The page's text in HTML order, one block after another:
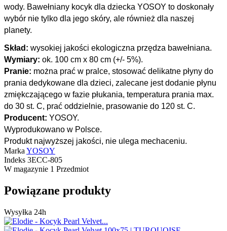
wody. Bawełniany kocyk dla dziecka YOSOY to doskonały
wybór nie tylko dla jego skóry, ale również dla naszej
planety.
Skład: wysokiej jakości ekologiczna przędza bawełniana.
Wymiary: ok. 100 cm x 80 cm (+/- 5%).
Pranie: można prać w pralce, stosować delikatne płyny do
prania dedykowane dla dzieci, zalecane jest dodanie płynu
zmiękczającego w fazie płukania, temperatura prania max.
do 30 st. C, prać oddzielnie, prasowanie do 120 st. C.
Producent: YOSOY.
Wyprodukowano w Polsce.
Produkt najwyższej jakości, nie ulega mechaceniu.
Marka YOSOY
Indeks 3ECC-805
W magazynie 1 Przedmiot
Powiązane produkty
Wysyłka 24h